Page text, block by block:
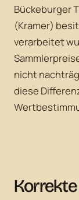
Bückeburger
(Kramer)
verarbeitet
nicht
diese
Korrekte